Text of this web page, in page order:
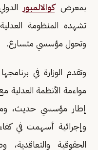
بمعرضكوالالمبور
تشهده المنظومة
وتحول مؤسسي متسارع.
وتقدم الوزارة في
مواءمة الأنظمة العدلية
إطار مؤسسي حديث،
وإجرائية أسهمت في
الحقوقية والتعاقدية،